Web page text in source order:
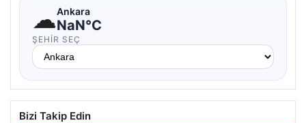
☁Ankara
NaN°C
ŞEHIR SEÇ
Bizi Takip Edin